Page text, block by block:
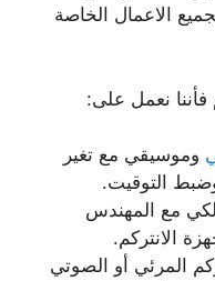
الاعمال الخاصة
فأننا نعمل على:
وموسيقي مع تغير
التوقيت.
مع المهندس
الانتركم.
المرئي أو الصوتي